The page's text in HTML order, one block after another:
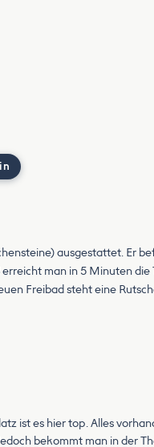
ausgestattet. Er
man in 5 Minuten
Freibad steht eine
ist es hier top. Alles
bekommt man in der